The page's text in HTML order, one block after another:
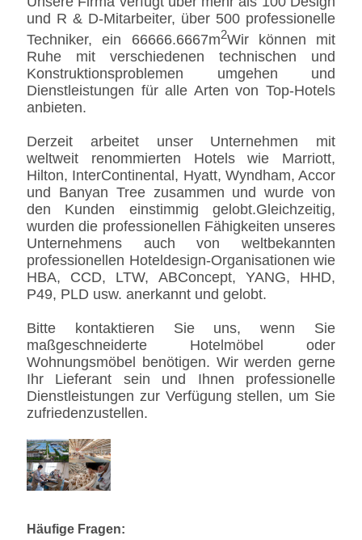
und R & D-Mitarbeiter, über 500 professionelle
Techniker, ein 66666.6667m2Wir können mit
Ruhe mit verschiedenen technischen und
Konstruktionsproblemen umgehen und
Dienstleistungen für alle Arten von Top-Hotels
anbieten.
Derzeit arbeitet unser Unternehmen mit
weltweit renommierten Hotels wie Marriott,
Hilton, InterContinental, Hyatt, Wyndham, Accor
und Banyan Tree zusammen und wurde von
den Kunden einstimmig gelobt.Gleichzeitig,
wurden die professionellen Fähigkeiten unseres
Unternehmens auch von weltbekannten
professionellen Hoteldesign-Organisationen wie
HBA, CCD, LTW, ABConcept, YANG, HHD,
P49, PLD usw. anerkannt und gelobt.
Bitte kontaktieren Sie uns, wenn Sie
maßgeschneiderte Hotelmöbel oder
Wohnungsmöbel benötigen. Wir werden gerne
Ihr Lieferant sein und Ihnen professionelle
Dienstleistungen zur Verfügung stellen, um Sie
zufriedenzustellen.
Häufige Fragen: